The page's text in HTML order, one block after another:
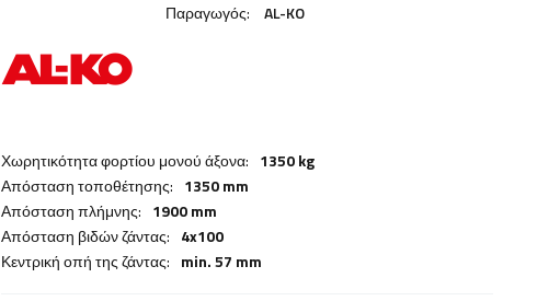
Παραγωγός: AL-KO
Χωρητικότητα φορτίου μονού άξονα: 1350 kg
Απόσταση τοποθέτησης: 1350 mm
Απόσταση πλήμνης: 1900 mm
Απόσταση βιδών ζάντας: 4x100
Κεντρική οπή της ζάντας: min. 57 mm